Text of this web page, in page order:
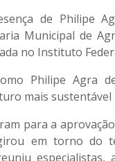
de Philipe
Municipal de
no Instituto
Philipe Agra
mais sustentável
para a
em torno do